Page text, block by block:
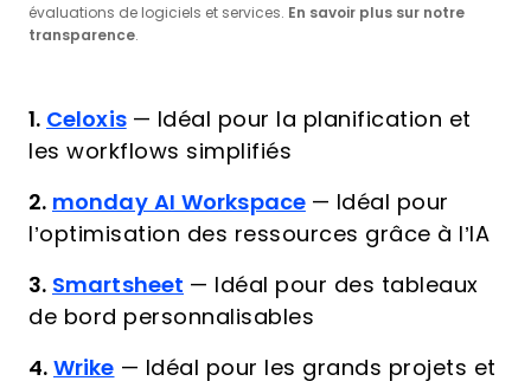
évaluations de logiciels et services. En savoir plus sur notre
transparence
1. Celoxis — Idéal pour la planification et
les workflows simplifiés
2. monday AI Workspace — Idéal pour
l’optimisation des ressources grâce à l’IA
3. Smartsheet — Idéal pour des tableaux
de bord personnalisables
4. Wrike — Idéal pour les grands projets et